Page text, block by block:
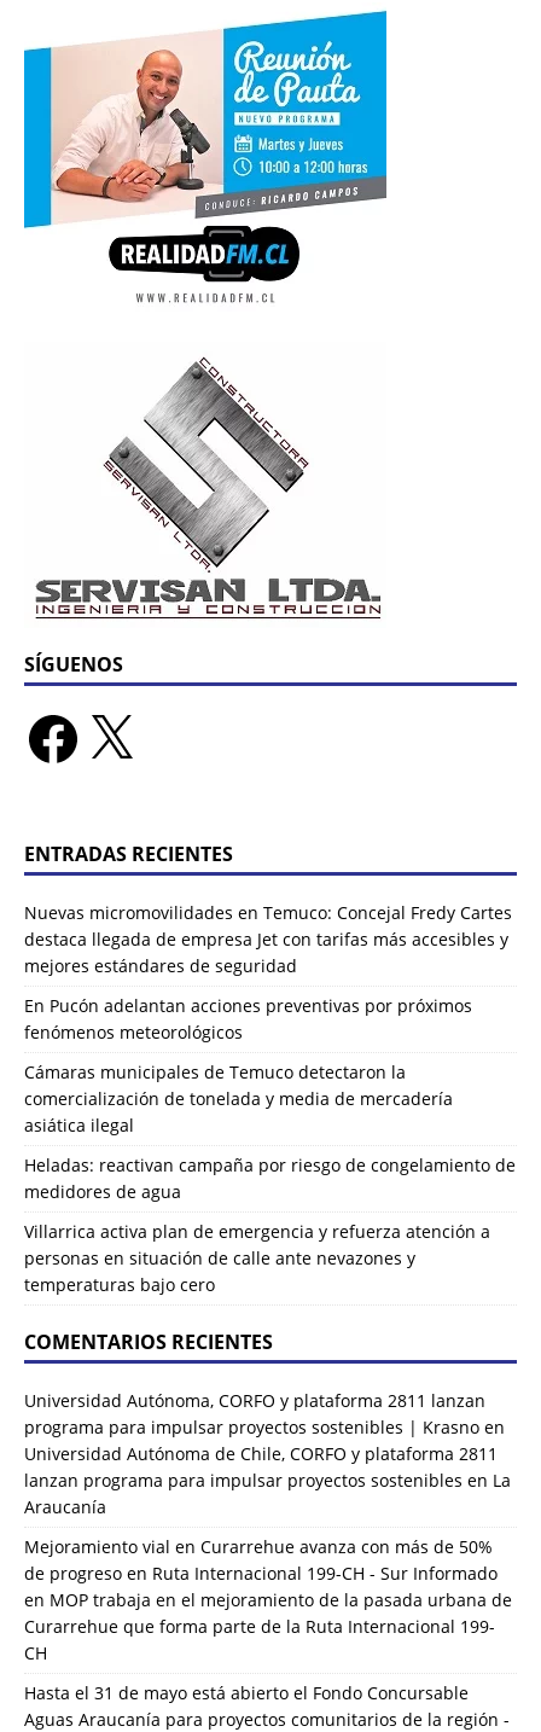
SÍGUENOS
ENTRADAS RECIENTES
Nuevas micromovilidades en Temuco: Concejal Fredy Cartes
destaca llegada de empresa Jet con tarifas más accesibles y
mejores estándares de seguridad
En Pucón adelantan acciones preventivas por próximos
fenómenos meteorológicos
Cámaras municipales de Temuco detectaron la
comercialización de tonelada y media de mercadería
asiática ilegal
Heladas: reactivan campaña por riesgo de congelamiento de
medidores de agua
Villarrica activa plan de emergencia y refuerza atención a
personas en situación de calle ante nevazones y
temperaturas bajo cero
COMENTARIOS RECIENTES
Universidad Autónoma, CORFO y plataforma 2811 lanzan
programa para impulsar proyectos sostenibles | Krasno en
Universidad Autónoma de Chile, CORFO y plataforma 2811
lanzan programa para impulsar proyectos sostenibles en La
Araucanía
Mejoramiento vial en Curarrehue avanza con más de 50%
de progreso en Ruta Internacional 199-CH - Sur Informado
en MOP trabaja en el mejoramiento de la pasada urbana de
Curarrehue que forma parte de la Ruta Internacional 199-
CH
Hasta el 31 de mayo está abierto el Fondo Concursable
Aguas Araucanía para proyectos comunitarios de la región -